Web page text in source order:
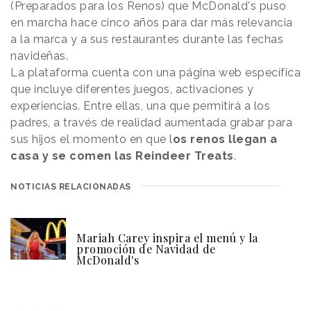
(Preparados para los Renos) que McDonald's puso
en marcha hace cinco años para dar más relevancia
a la marca y a sus restaurantes durante las fechas
navideñas.
La plataforma cuenta con una página web específica
que incluye diferentes juegos, activaciones y
experiencias. Entre ellas, una que permitirá a los
padres, a través de realidad aumentada grabar para
sus hijos el momento en que los renos llegan a
casa y se comen las Reindeer Treats.
NOTICIAS RELACIONADAS
Mariah Carey inspira el menú y la
promoción de Navidad de
McDonald's